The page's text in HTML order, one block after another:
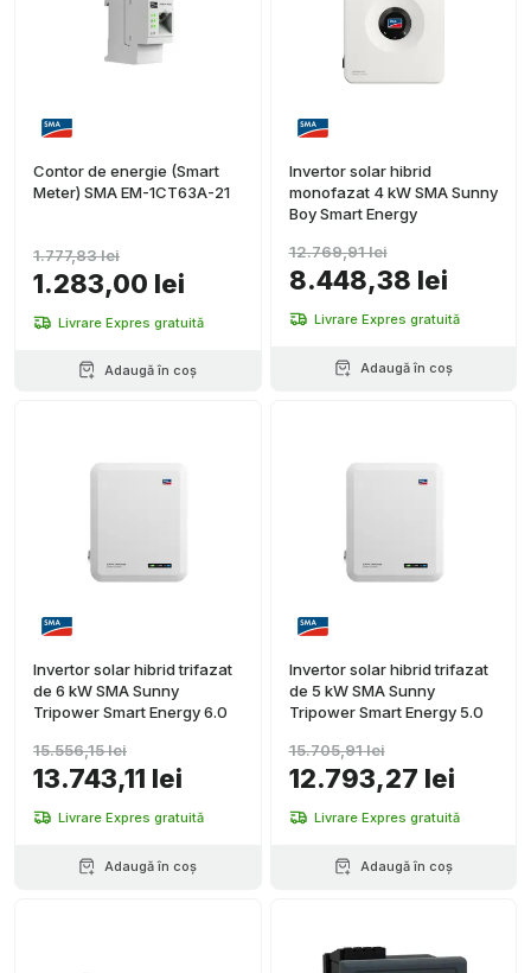
Contor de energie (Smart
Meter) SMA EM-1CT63A-21
1.283,00 lei
1.777,83 lei
Livrare Expres gratuită
Adaugă în coș
Invertor solar hibrid
monofazat 4 kW SMA Sunny
Boy Smart Energy
8.448,38 lei
12.769,91 lei
Livrare Expres gratuită
Adaugă în coș
Invertor solar hibrid trifazat
de 6 kW SMA Sunny
Tripower Smart Energy 6.0
13.743,11 lei
15.556,15 lei
Livrare Expres gratuită
Adaugă în coș
Invertor solar hibrid trifazat
de 5 kW SMA Sunny
Tripower Smart Energy 5.0
12.793,27 lei
15.705,91 lei
Livrare Expres gratuită
Adaugă în coș